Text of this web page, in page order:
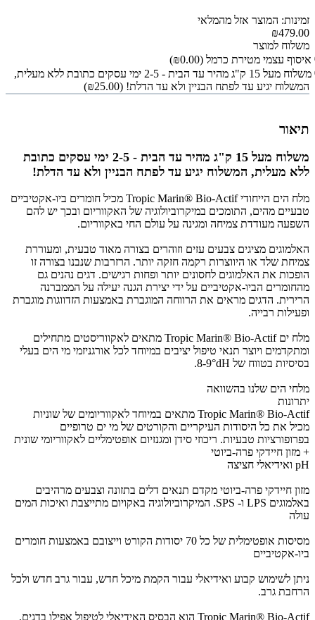
זמינות: המוצר אזל מהמלאי
₪479.00
משלוח למוצר
איסוף עצמי מטירת כרמל (₪0.00)
משלוח מעל 15 ק"ג מהיר עד הבית - 2-5 ימי עסקים כתובת ללא מעלית,
המשלוח יגיע עד לפתח הבניין ולא עד הדלת! (₪25.00)
תיאור
משלוח מעל 15 ק"ג מהיר עד הבית - 2-5 ימי עסקים כתובת
ללא מעלית, המשלוח יגיע עד לפתח הבניין ולא עד הדלת!
מלח הים הייחודי Tropic Marin® Bio-Actif מכיל חומרים ביו-אקטיביים
טבעיים מהים, התומכים במיקרוביולוגיה של האקווריום ובכך יש להם
השפעה מעודדת צמיחה ומגינה על עולם החי באקווריום.
‏האלמוגים מציגים צבעים עזים וזוהרים בצורה מאוד טבעית, ומעוררת
צמיחת שלד או היווצרות רקמה חזקה יותר. הרזרבות שנבנו בצורה זו
הופכות את האלמוגים לחסונים יותר ופחות רגישים. דגים נהנים גם
מהחומרים הביו-אקטיביים על ידי יצירת הגנה יעילה על הממברנה
הרירית. הדגים מראים את הרווחה המוגברת באמצעות הזדווגות מוגברת
ופעילות רבייה.
מלח ים Tropic Marin® Bio-Actif מתאים לאקווריסטים מתחילים
ומתקדמים ויוצר תנאי טיפול יציבים במיוחד לכל אורגניזמי מי הים בעלי
בסיסיות בטווח של 8-9°dH.
‏מלחי הים שלנו בהשוואה
יתרונות
Tropic Marin® Bio-Actif מתאים במיוחד לאקווריומים של שוניות
מכיל את כל היסודות העיקריים והקורטים של מי ים טרופיים
בפרופורציות טבעיות. ריכוזי סידן ומגנזיום אופטימליים לאקווריומי שונית
+ מזון חיידקי פרה-ביוטי
pH ואידיאלי חציצה
מזון חיידקי פרה-ביוטי מקדם תנאים דלים בתזונה וצבעים מרהיבים
באלמוגים LPS ו- SPS. המיקרוביולוגיה באקויום מתייצבת ואיכות המים
עולה
מסיסות אופטימלית של כל 70 יסודות הקורט וייצובם באמצעות חומרים
ביו-אקטיביים
ניתן לשימוש קבוע ואידיאלי עבור הקמת מיכל חדש, עבור גרב חדש ולכל
הרחבת גרב.
Tropic Marin® Bio-Actif הוא הבסיס האידיאלי לטיפול אפילו בדגים,